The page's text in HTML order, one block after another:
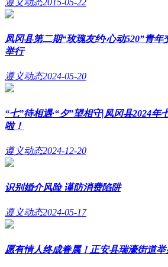
凤冈县第二期“玫瑰友约·心动520”青
举行
遵义动态2024-05-20
“七”待相遇·“夕”望相守|凤冈县2024年
啦！
遵义动态2024-12-20
识别婚介风险 谨防消费陷阱
遵义动态2024-05-17
愿有情人终成眷属！正安县瑞濠街道